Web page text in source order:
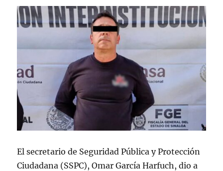
El secretario de Seguridad Pública y Protección
Ciudadana (SSPC), Omar García Harfuch, dio a